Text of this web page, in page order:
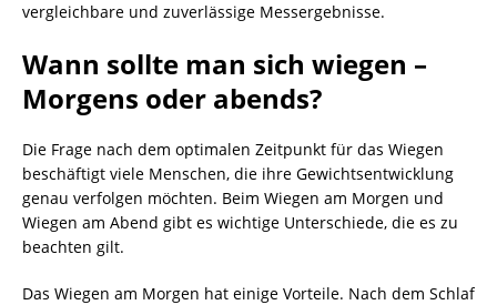
vergleichbare und zuverlässige Messergebnisse.
Wann sollte man sich wiegen –
Morgens oder abends?
Die Frage nach dem optimalen Zeitpunkt für das Wiegen
beschäftigt viele Menschen, die ihre Gewichtsentwicklung
genau verfolgen möchten. Beim Wiegen am Morgen und
Wiegen am Abend gibt es wichtige Unterschiede, die es zu
beachten gilt.
Das Wiegen am Morgen hat einige Vorteile. Nach dem Schlaf